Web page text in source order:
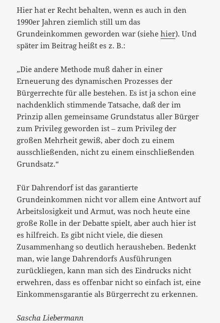
Hier hat er Recht behalten, wenn es auch in den
1990er Jahren ziemlich still um das
Grundeinkommen geworden war (siehehier). Und
später im Beitrag heißt es z. B.:
„Die andere Methode muß daher in einer
Erneuerung des dynamischen Prozesses der
Bürgerrechte für alle bestehen. Es ist ja schon eine
nachdenklich stimmende Tatsache, daß der im
Prinzip allen gemeinsame Grundstatus aller Bürger
zum Privileg geworden ist – zum Privileg der
großen Mehrheit gewiß, aber doch zu einem
ausschließenden, nicht zu einem einschließenden
Grundsatz.“
Für Dahrendorf ist das garantierte
Grundeinkommen nicht vor allem eine Antwort auf
Arbeitslosigkeit und Armut, was noch heute eine
große Rolle in der Debatte spielt, aber auch hier ist
es hilfreich. Es gibt nicht viele, die diesen
Zusammenhang so deutlich herausheben. Bedenkt
man, wie lange Dahrendorfs Ausführungen
zurückliegen, kann man sich des Eindrucks nicht
erwehren, dass es offenbar nicht so einfach ist, eine
Einkommensgarantie als Bürgerrecht zu erkennen.
Sascha Liebermann